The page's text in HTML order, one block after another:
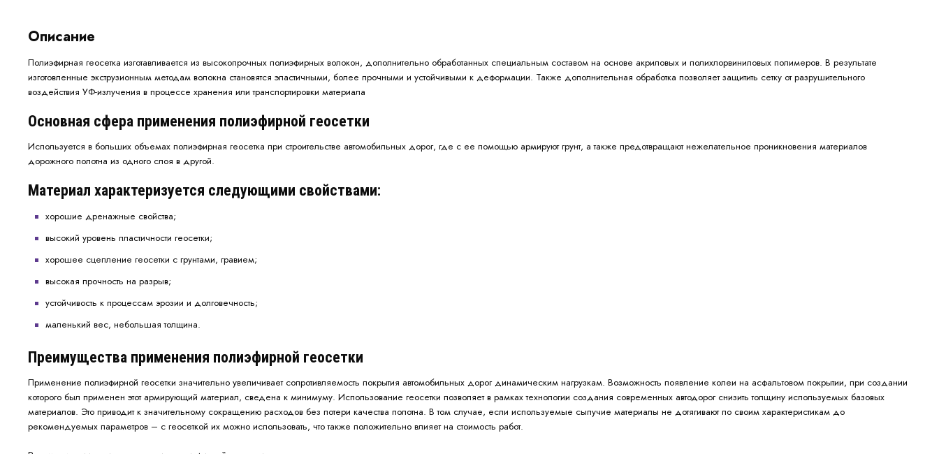
Описание
Полиэфирная геосетка изготавливается из высокопрочных полиэфирных волокон, дополнительно обработанных специальным составом на основе акриловых и полихлорвиниловых полимеров. В результате
изготовленные экструзионным методам волокна становятся эластичными, более прочными и устойчивыми к деформации. Также дополнительная обработка позволяет защитить сетку от разрушительного
воздействия УФ-излучения в процессе хранения или транспортировки материала
Основная сфера применения полиэфирной геосетки
Используется в больших объемах полиэфирная геосетка при строительстве автомобильных дорог, где с ее помощью армируют грунт, а также предотвращают нежелательное проникновения материалов
дорожного полотна из одного слоя в другой.
Материал характеризуется следующими свойствами:
хорошие дренажные свойства;
высокий уровень пластичности геосетки;
хорошее сцепление геосетки с грунтами, гравием;
высокая прочность на разрыв;
устойчивость к процессам эрозии и долговечность;
маленький вес, небольшая толщина.
Преимущества применения полиэфирной геосетки
Применение полиэфирной геосетки значительно увеличивает сопротивляемость покрытия автомобильных дорог динамическим нагрузкам. Возможность появление колеи на асфальтовом покрытии, при создании
которого был применен этот армирующий материал, сведена к минимуму. Использование геосетки позволяет в рамках технологии создания современных автодорог снизить толщину используемых базовых
материалов. Это приводит к значительному сокращению расходов без потери качества полотна. В том случае, если используемые сыпучие материалы не дотягивают по своим характеристикам до
рекомендуемых параметров – с геосеткой их можно использовать, что также положительно влияет на стоимость работ.